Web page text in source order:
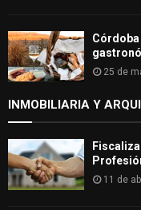
25 de
INMOBILIARIA Y
11 de